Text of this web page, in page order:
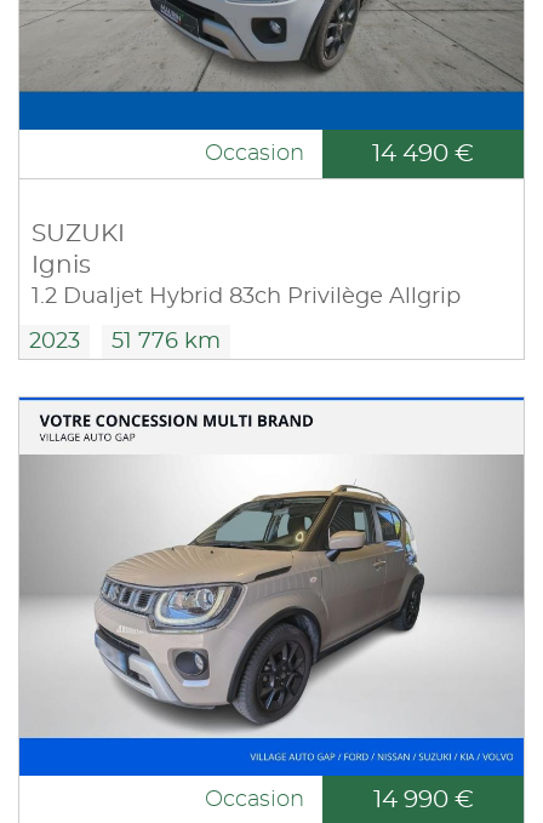
Occasion 14 490 €
SUZUKI
Ignis
1.2 Dualjet Hybrid 83ch Privilège Allgrip
2023 51 776 km
Occasion 14 990 €